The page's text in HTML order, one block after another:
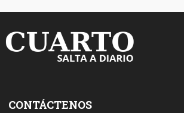
CONTÁCTENOS